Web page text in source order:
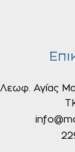
Λεωφ. Αγίας